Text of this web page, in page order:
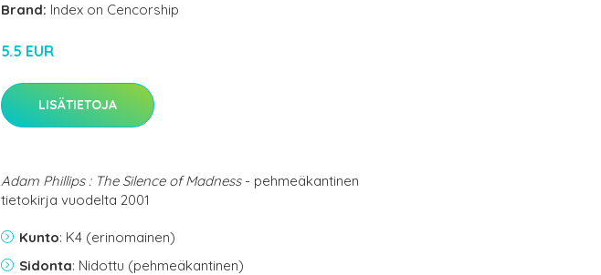
Brand: Index on Cencorship
5.5 EUR
LISÄTIETOJA
Adam Phillips : The Silence of Madness- pehmeäkantinen
tietokirja vuodelta 2001
Kunto: K4 (erinomainen)
Sidonta: Nidottu (pehmeäkantinen)